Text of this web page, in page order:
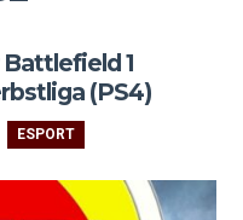
1
(PS4)
ESPORT